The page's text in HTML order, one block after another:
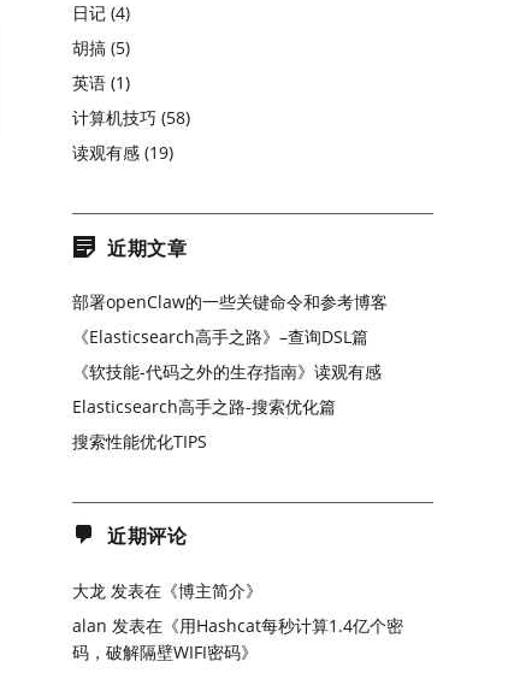
日记 (4)
胡搞 (5)
英语 (1)
计算机技巧 (58)
读观有感 (19)
近期文章
部署openClaw的一些关键命令和参考博客
《Elasticsearch高手之路》–查询DSL篇
《软技能-代码之外的生存指南》读观有感
Elasticsearch高手之路-搜索优化篇
搜索性能优化TIPS
近期评论
大龙 发表在《博主简介》
alan 发表在《用Hashcat每秒计算1.4亿个密
码，破解隔壁WIFI密码》